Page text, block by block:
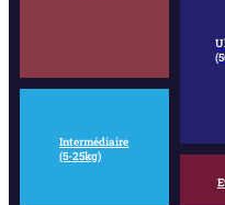
Intermédiaire
(5-25kg)